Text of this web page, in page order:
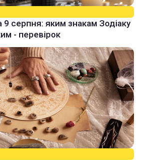
9 серпня: яким знакам Зодіаку
- перевірок